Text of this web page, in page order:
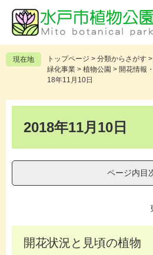
の
先
頭
ー
を
飛
現在地 トップページ > 分類からさがす >
緑化事業 > 植物公園 > 開花情報
18年11月10日
2018年11月10日
ページ内目
開花状況と見頃の植物